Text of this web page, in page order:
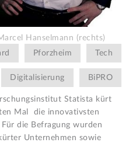
Hanselmann (rechts)
Pforzheim Tech
Digitalisierung BiPRO
Statista kürt
Mal die innovativsten
die Befragung wurden
Unternehmen sowie